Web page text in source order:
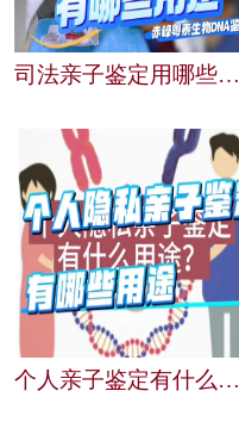
司法亲子鉴定用哪些用途
个人亲子鉴定有什么用途？赤峰粤泰生物为您解答